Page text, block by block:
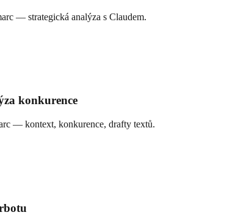
— strategická analýza s Claudem.
konkurence
— kontext, konkurence, drafty textů.